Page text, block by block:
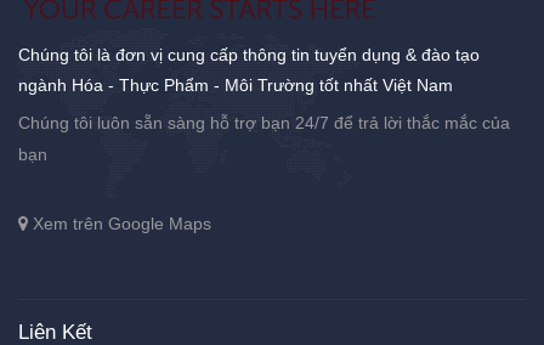
Chúng tôi là đơn vị cung cấp thông tin tuyển dụng & đào tạo
ngành Hóa - Thực Phẩm - Môi Trường tốt nhất Việt Nam
Chúng tôi luôn sẵn sàng hỗ trợ bạn 24/7 để trả lời thắc mắc của
bạn
Xem trên Google Maps
Liên Kết